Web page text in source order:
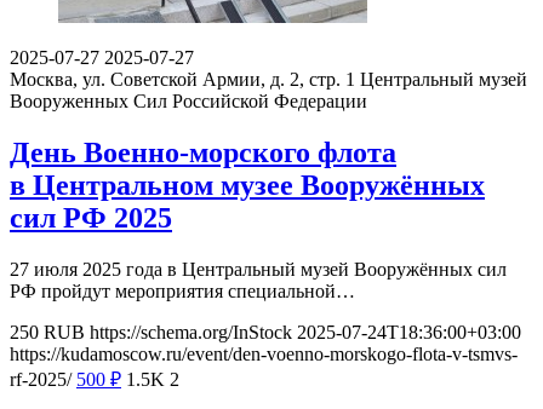
2025-07-27 2025-07-27
Москва, ул. Советской Армии, д. 2, стр. 1 Центральный музей
Вооруженных Сил Российской Федерации
День Военно-морского флота
в Центральном музее Вооружённых
сил РФ 2025
27 июля 2025 года в Центральный музей Вооружённых сил
РФ пройдут мероприятия специальной…
250 RUB https://schema.org/InStock 2025-07-24T18:36:00+03:00
https://kudamoscow.ru/event/den-voenno-morskogo-flota-v-tsmvs-
rf-2025/ 500 ₽ 1.5K 2